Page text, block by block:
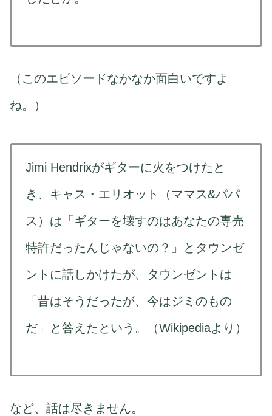
（このエピソードなかなか面白いですよ
ね。）
Jimi Hendrixがギターに火をつけたと
き、キャス・エリオット（ママス&パパ
ス）は「ギターを壊すのはあなたの専売
特許だったんじゃないの？」とタウンゼ
ントに話しかけたが、タウンゼントは
「昔はそうだったが、今はジミのもの
だ」と答えたという。（Wikipediaより）
など、話は尽きません。